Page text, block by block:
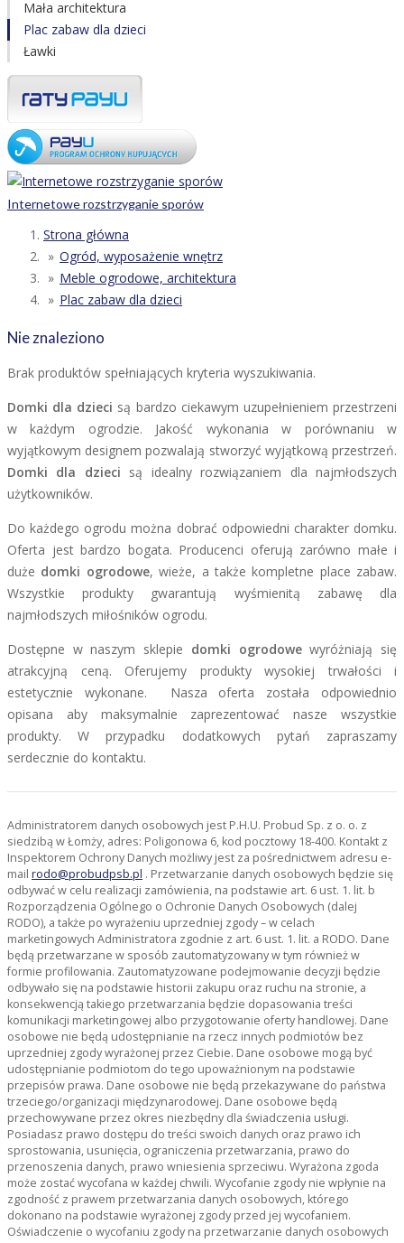
Mała architektura
Plac zabaw dla dzieci
Ławki
Internetowe rozstrzyganie sporów
Strona główna
Ogród, wyposażenie wnętrz
Meble ogrodowe, architektura
Plac zabaw dla dzieci
Nie znaleziono
Brak produktów spełniających kryteria wyszukiwania.
Domki dla dzieci są bardzo ciekawym uzupełnieniem przestrzeni
w każdym ogrodzie. Jakość wykonania w porównaniu w
wyjątkowym designem pozwalają stworzyć wyjątkową przestrzeń.
Domki dla dzieci są idealny rozwiązaniem dla najmłodszych
użytkowników.
Do każdego ogrodu można dobrać odpowiedni charakter domku.
Oferta jest bardzo bogata. Producenci oferują zarówno małe i
duże domki ogrodowe, wieże, a także kompletne place zabaw.
Wszystkie produkty gwarantują wyśmienitą zabawę dla
najmłodszych miłośników ogrodu.
Dostępne w naszym sklepie domki ogrodowewyróżniają się
atrakcyjną ceną. Oferujemy produkty wysokiej trwałości i
estetycznie wykonane. Nasza oferta została odpowiednio
opisana aby maksymalnie zaprezentować nasze wszystkie
produkty. W przypadku dodatkowych pytań zapraszamy
serdecznie do kontaktu.
Administratorem danych osobowych jest P.H.U. Probud Sp. z o. o. z
siedzibą w Łomży, adres: Poligonowa 6, kod pocztowy 18-400. Kontakt z
Inspektorem Ochrony Danych możliwy jest za pośrednictwem adresu e-
mail rodo@probudpsb.pl . Przetwarzanie danych osobowych będzie się
odbywać w celu realizacji zamówienia, na podstawie art. 6 ust. 1. lit. b
Rozporządzenia Ogólnego o Ochronie Danych Osobowych (dalej
RODO), a także po wyrażeniu uprzedniej zgody – w celach
marketingowych Administratora zgodnie z art. 6 ust. 1. lit. a RODO. Dane
będą przetwarzane w sposób zautomatyzowany w tym również w
formie profilowania. Zautomatyzowane podejmowanie decyzji będzie
odbywało się na podstawie historii zakupu oraz ruchu na stronie, a
konsekwencją takiego przetwarzania będzie dopasowania treści
komunikacji marketingowej albo przygotowanie oferty handlowej. Dane
osobowe nie będą udostępnianie na rzecz innych podmiotów bez
uprzedniej zgody wyrażonej przez Ciebie. Dane osobowe mogą być
udostępnianie podmiotom do tego upoważnionym na podstawie
przepisów prawa. Dane osobowe nie będą przekazywane do państwa
trzeciego/organizacji międzynarodowej. Dane osobowe będą
przechowywane przez okres niezbędny dla świadczenia usługi.
Posiadasz prawo dostępu do treści swoich danych oraz prawo ich
sprostowania, usunięcia, ograniczenia przetwarzania, prawo do
przenoszenia danych, prawo wniesienia sprzeciwu. Wyrażona zgoda
może zostać wycofana w każdej chwili. Wycofanie zgody nie wpłynie na
zgodność z prawem przetwarzania danych osobowych, którego
dokonano na podstawie wyrażonej zgody przed jej wycofaniem.
Oświadczenie o wycofaniu zgody na przetwarzanie danych osobowych